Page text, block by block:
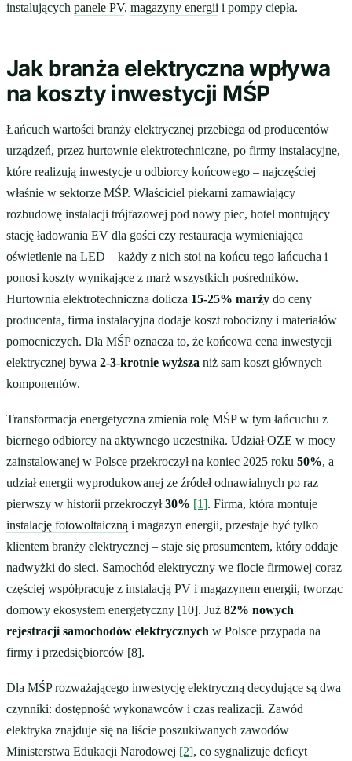
instalujących panele PV, magazyny energii i pompy ciepła.
Jak branża elektryczna wpływa
na koszty inwestycji MŚP
Łańcuch wartości branży elektrycznej przebiega od producentów
urządzeń, przez hurtownie elektrotechniczne, po firmy instalacyjne,
które realizują inwestycje u odbiorcy końcowego – najczęściej
właśnie w sektorze MŚP. Właściciel piekarni zamawiający
rozbudowę instalacji trójfazowej pod nowy piec, hotel montujący
stację ładowania EV dla gości czy restauracja wymieniająca
oświetlenie na LED – każdy z nich stoi na końcu tego łańcucha i
ponosi koszty wynikające z marż wszystkich pośredników.
Hurtownia elektrotechniczna dolicza 15-25% marży do ceny
producenta, firma instalacyjna dodaje koszt robocizny i materiałów
pomocniczych. Dla MŚP oznacza to, że końcowa cena inwestycji
elektrycznej bywa 2-3-krotnie wyższa niż sam koszt głównych
komponentów.
Transformacja energetyczna zmienia rolę MŚP w tym łańcuchu z
biernego odbiorcy na aktywnego uczestnika. UdziałOZE w mocy
zainstalowanej w Polsce przekroczył na koniec 2025 roku 50%, a
udział energii wyprodukowanej ze źródeł odnawialnych po raz
pierwszy w historii przekroczył30% [1]. Firma, która montuje
instalację fotowoltaiczną i magazyn energii, przestaje być tylko
klientem branży elektrycznej – staje się prosumentem, który oddaje
nadwyżki do sieci. Samochód elektryczny we flocie firmowej coraz
częściej współpracuje z instalacją PV i magazynem energii, tworząc
domowy ekosystem energetyczny [10]. Już 82% nowych
rejestracji samochodów elektrycznych w Polsce przypada na
firmy i przedsiębiorców [8].
Dla MŚP rozważającego inwestycję elektryczną decydujące są dwa
czynniki: dostępność wykonawców i czas realizacji. Zawód
elektryka znajduje się na liście poszukiwanych zawodów
Ministerstwa Edukacji Narodowej [2], co sygnalizuje deficyt